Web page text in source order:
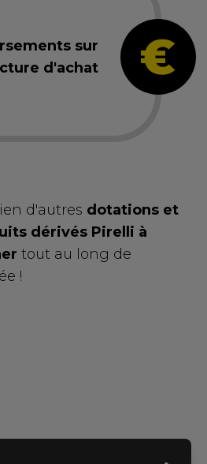
sur
d'achat
d'autres dotations et
dérivés Pirelli à
tout au long de
!